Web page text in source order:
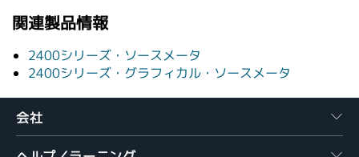
関連製品情報
2400シリーズ・ソースメータ
2400シリーズ・グラフィカル・ソースメータ
会社